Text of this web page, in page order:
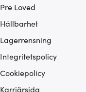
Pre Loved
Hållbarhet
Lagerrensning
Integritetspolicy
Cookiepolicy
Karriärsida